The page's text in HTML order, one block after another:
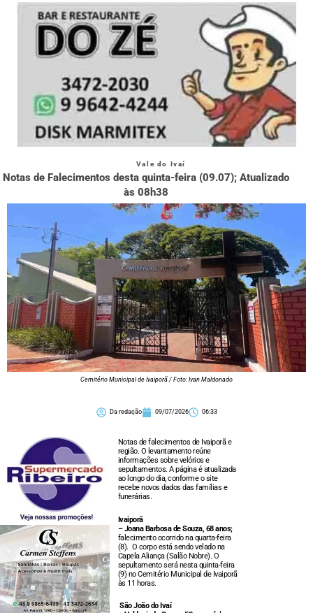
Vale do Ivaí
Notas de Falecimentos desta quinta-feira (09.07); Atualizado
às 08h38
Cemitério Municipal de Ivaiporã / Foto: Ivan Maldonado
Da redação 09/07/2026 06:33
Notas de falecimentos de Ivaiporã e
região. O levantamento reúne
informações sobre velórios e
sepultamentos. A página é atualizada
ao longo do dia, conforme o site
recebe novos dados das famílias e
funerárias.
Ivaiporã
– Joana Barbosa de Souza, 68 anos;
falecimento ocorrido na quarta-feira
(8). O corpo está sendo velado na
Capela Aliança (Salão Nobre). O
sepultamento será nesta quinta-feira
(9) no Cemitério Municipal de Ivaiporã
às 11 horas.
São João do Ivaí